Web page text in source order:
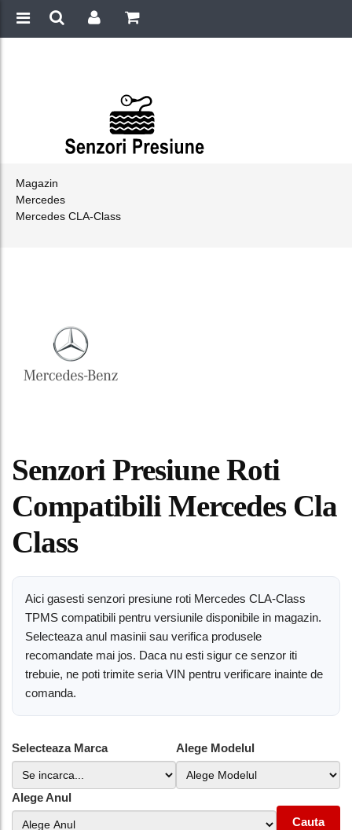
Magazin
Mercedes
Mercedes CLA-Class
Senzori Presiune Roti
Compatibili Mercedes Cla
Class
Aici gasesti senzori presiune roti Mercedes CLA-Class
TPMS compatibili pentru versiunile disponibile in magazin.
Selecteaza anul masinii sau verifica produsele
recomandate mai jos. Daca nu esti sigur ce senzor iti
trebuie, ne poti trimite seria VIN pentru verificare inainte de
comanda.
Selecteaza Marca Alege Modelul
Alege Anul
Cauta